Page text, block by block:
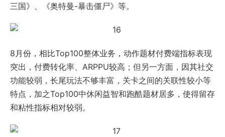
三国》、《奥特曼-暴击僵尸》等。
8月份，相比Top100整体业务，动作题材付费端指标表现
突出，付费转化率、ARPPU较高；但另一方面，因其社交
功能较弱，长尾玩法不够丰富，关卡之间的关联性较小等
特点，加之Top100中休闲益智和跑酷题材居多，使得留存
和粘性指标相对较弱。